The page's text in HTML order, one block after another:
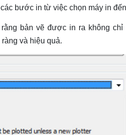
bước in từ việc chọn máy in
bản vẽ được in ra không
và hiệu quả.